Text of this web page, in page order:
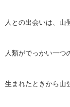
人との出会いは、山
人類がでっかい一つ
生まれたときから山